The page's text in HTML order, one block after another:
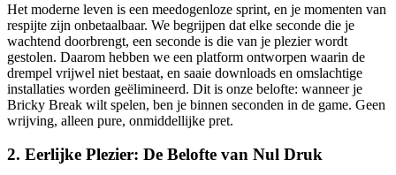
Het moderne leven is een meedogenloze sprint, en je momenten van
respijte zijn onbetaalbaar. We begrijpen dat elke seconde die je
wachtend doorbrengt, een seconde is die van je plezier wordt
gestolen. Daarom hebben we een platform ontworpen waarin de
drempel vrijwel niet bestaat, en saaie downloads en omslachtige
installaties worden geëlimineerd. Dit is onze belofte: wanneer je
Bricky Break wilt spelen, ben je binnen seconden in de game. Geen
wrijving, alleen pure, onmiddellijke pret.
2. Eerlijke Plezier: De Belofte van Nul Druk